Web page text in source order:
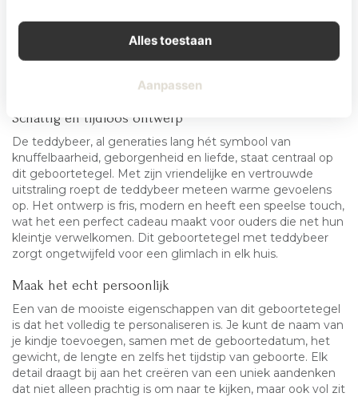
Alles toestaan
Aanpassen
(beste kwaliteit)
Opdruk: Full colour
Afmeting: 15 cm x 15 cm
Schattig en tijdloos ontwerp
De teddybeer, al generaties lang hét symbool van
knuffelbaarheid, geborgenheid en liefde, staat centraal op
dit geboortetegel. Met zijn vriendelijke en vertrouwde
uitstraling roept de teddybeer meteen warme gevoelens
op. Het ontwerp is fris, modern en heeft een speelse touch,
wat het een perfect cadeau maakt voor ouders die net hun
kleintje verwelkomen. Dit geboortetegel met teddybeer
zorgt ongetwijfeld voor een glimlach in elk huis.
Maak het echt persoonlijk
Een van de mooiste eigenschappen van dit geboortetegel
is dat het volledig te personaliseren is. Je kunt de naam van
je kindje toevoegen, samen met de geboortedatum, het
gewicht, de lengte en zelfs het tijdstip van geboorte. Elk
detail draagt bij aan het creëren van een uniek aandenken
dat niet alleen prachtig is om naar te kijken, maar ook vol zit